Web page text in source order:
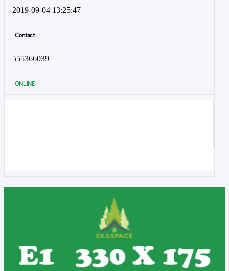
2019-09-04 13:25:47
Contact
555366039
ONLINE